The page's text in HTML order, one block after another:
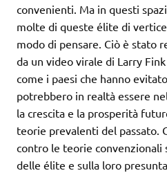
convenienti. Ma in questi
molte di queste élite di
modo di pensare. Ciò è stato
da un video virale di Larry
come i paesi che hanno
potrebbero in realtà essere
la crescita e la prosperità
teorie prevalenti del passato.
contro le teorie convenzionali
delle élite e sulla loro